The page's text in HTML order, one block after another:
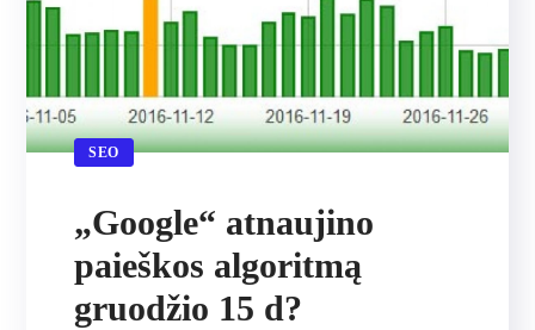
SEO
„Google“ atnaujino
paieškos algoritmą
gruodžio 15 d?